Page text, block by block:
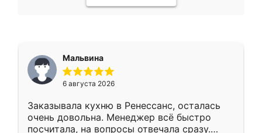
Мальвина
6 августа 2026
Заказывала кухню в Ренессанс, осталась
очень довольна. Менеджер всё быстро
посчитала, на вопросы отвечала сразу.